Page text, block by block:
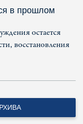
в прошлом
остается
восстановления